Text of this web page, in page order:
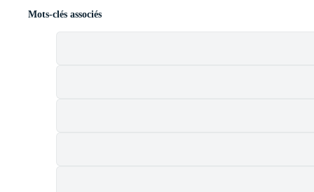
Mots-clés associés